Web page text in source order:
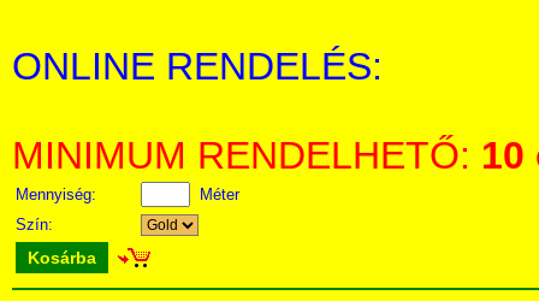
ONLINE RENDELÉS:
MINIMUM RENDELHETŐ: 10
Mennyiség:
Méter
Szín:
Kosárba